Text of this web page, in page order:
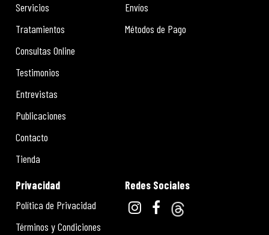
Servicios
Tratamientos
Consultas Online
Testimonios
Entrevistas
Publicaciones
Contacto
Tienda
Envíos
Métodos de Pago
Privacidad
Política de Privacidad
Términos y Condiciones
Redes Sociales